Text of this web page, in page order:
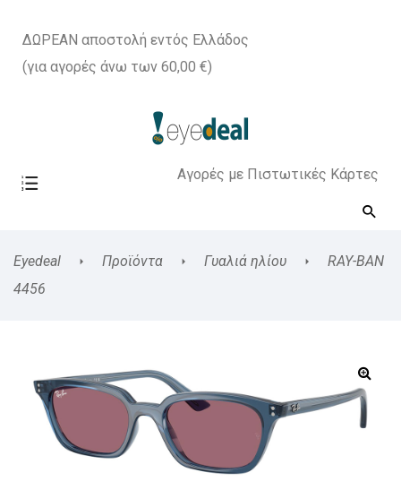
ΔΩΡΕΑΝ αποστολή εντός Ελλάδος
(για αγορές άνω των 60,00 €)
Αγορές με Πιστωτικές Κάρτες
Eyedeal Προϊόντα Γυαλιά ηλίου
RAY-BAN
4456